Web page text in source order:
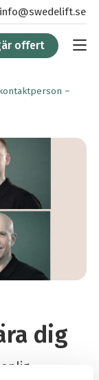
info@swedelift.se
offert
–
dig